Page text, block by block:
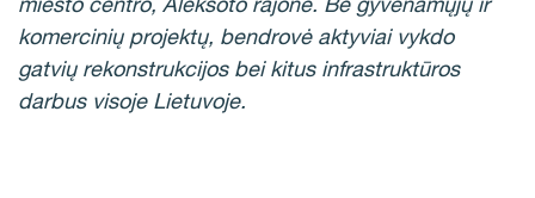
komercinių projektų, bendrovė aktyviai vykdo
gatvių rekonstrukcijos bei kitus infrastruktūros
darbus visoje Lietuvoje.